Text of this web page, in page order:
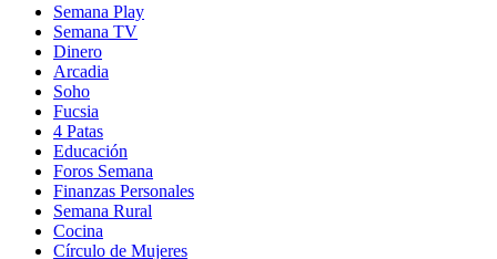
Semana Play
Semana TV
Dinero
Arcadia
Soho
in
new
window
Fucsia
in
new
window
4 Patas
Educación
Foros Semana
Finanzas Personales
Semana Rural
Cocina
Círculo de Mujeres